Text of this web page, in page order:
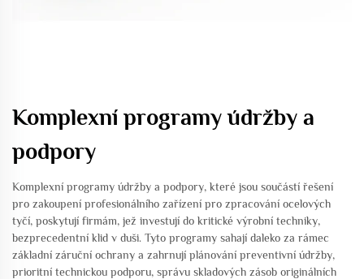
Komplexní programy údržby a
podpory
Komplexní programy údržby a podpory, které jsou součástí řešení
pro zakoupení profesionálního zařízení pro zpracování ocelových
tyčí, poskytují firmám, jež investují do kritické výrobní techniky,
bezprecedentní klid v duši. Tyto programy sahají daleko za rámec
základní záruční ochrany a zahrnují plánování preventivní údržby,
prioritní technickou podporu, správu skladových zásob originálních